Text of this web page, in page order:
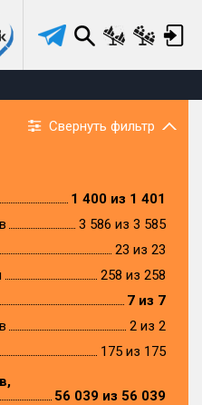
Свернуть фильтр
1 400 из 1 401
3 586 из 3 585
23 из 23
258 из 258
7 из 7
2 из 2
175 из 175
56 039 из 56 039